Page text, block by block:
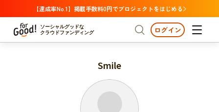
【達成率No.1】掲載手数料0円でプロジェクトをはじめる
ソーシャルグッドな
クラウドファンディング
プロジェクトからさがす 注目
支援金額が多い
支援金額が多い
終了日が近い
ログイン
Smile